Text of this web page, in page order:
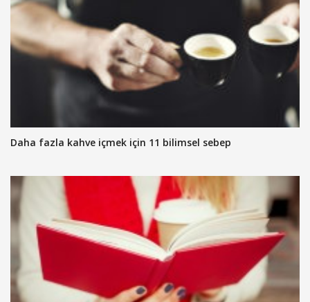
Daha fazla kahve içmek için 11 bilimsel sebep